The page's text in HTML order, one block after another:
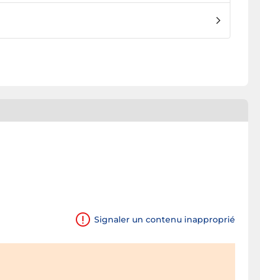
Signaler un contenu inapproprié